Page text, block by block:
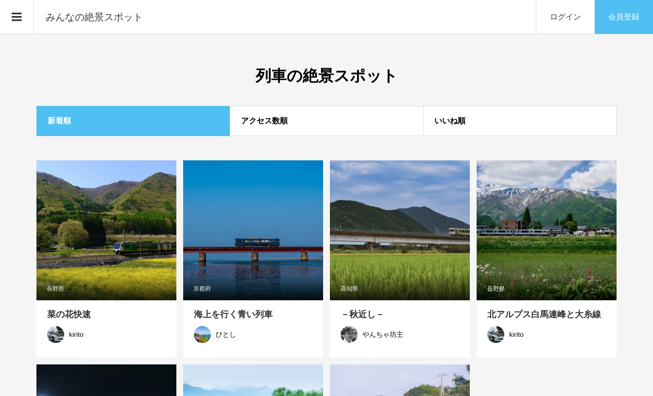
みんなの絶景スポット ログイン 会員登録
列車の絶景スポット
新着順 アクセス数順 いいね順
長野県
菜の花快速
kirito
京都府
海上を行く青い列車
ひとし
高知県
－秋近し－
やんちゃ坊主
長野県
北アルプス白馬連峰と大糸線
kirito